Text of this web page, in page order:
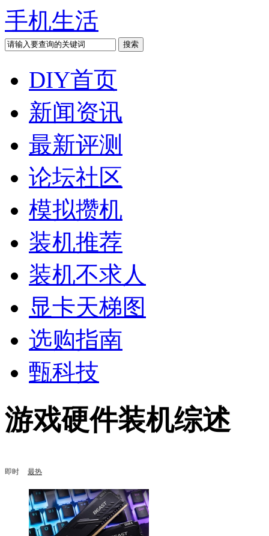
手机生活
DIY首页
新闻资讯
最新评测
论坛社区
模拟攒机
装机推荐
装机不求人
显卡天梯图
选购指南
甄科技
游戏硬件装机综述
即时 最热